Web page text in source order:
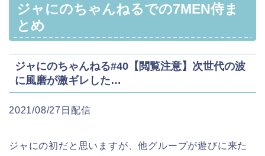
ジャにのちゃんねるでの7MEN侍ま
とめ
ジャにのちゃんねる#40【閲覧注意】次世代の波
に風磨が激ギレした…
2021/08/27日配信
ジャにの初だと思いますが、他グループが遊びに来た